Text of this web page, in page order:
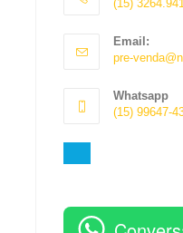
(15)
em
seu
Email:
pre-
Whatsapp
(15) 99647-
aplicativo